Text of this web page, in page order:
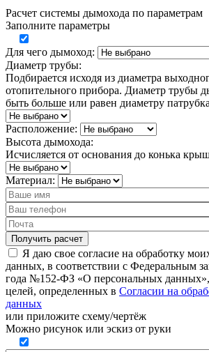
Расчет системы дымохода по параметрам
Заполните параметры
Для чего дымоход:
Диаметр трубы:
Подбирается исходя из диаметра
отопительного прибора. Диаметр трубы
быть больше или равен диаметру
Расположение:
Высота дымохода:
Исчисляется от основания до конька
Материал:
Я даю свое согласие на обработку
данных, в соответствии с Федеральным
года №152-ФЗ «О персональных данных»,
целей, определенных в Согласии на
данных
или приложите схему/чертёж
Можно рисунок или эскиз от руки